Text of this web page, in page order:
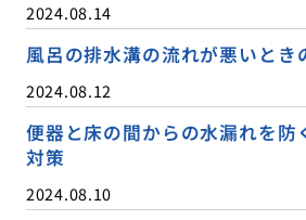
2024.08.14
風呂の排水溝の流れが悪いとき
2024.08.12
便器と床の間からの水漏れを防
対策
2024.08.10